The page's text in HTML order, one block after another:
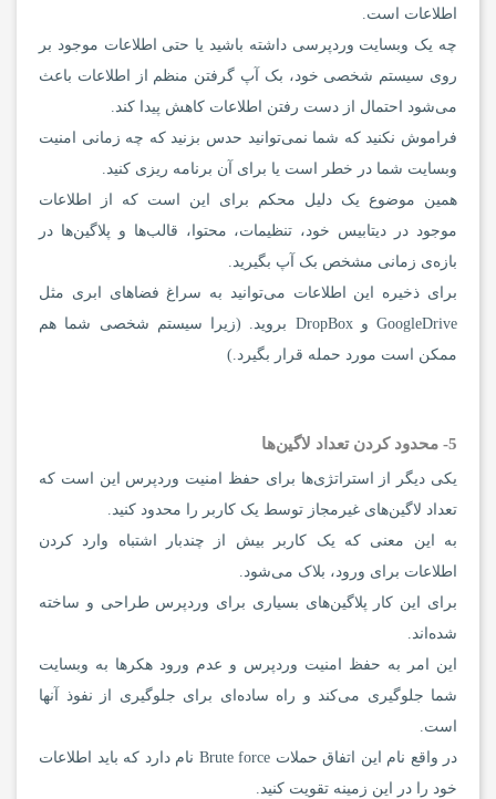
اطلاعات است.
چه یک وبسایت وردپرسی داشته باشید یا حتی اطلاعات موجود بر
روی سیستم شخصی خود، بک آپ گرفتن منظم از اطلاعات باعث
می‌شود احتمال از دست رفتن اطلاعات کاهش پیدا کند.
فراموش نکنید که شما نمی‌توانید حدس بزنید که چه زمانی امنیت
وبسایت شما در خطر است یا برای آن برنامه ریزی کنید.
همین موضوع یک دلیل محکم برای این است که از اطلاعات
موجود در دیتابیس خود، تنظیمات، محتوا، قالب‌ها و پلاگین‌ها در
بازه‌ی زمانی مشخص بک آپ بگیرید.
برای ذخیره این اطلاعات می‌توانید به سراغ فضاهای ابری مثل
GoogleDrive و DropBox بروید. (زیرا سیستم شخصی شما هم
ممکن است مورد حمله قرار بگیرد.)
5- محدود کردن تعداد لاگین‌ها
یکی دیگر از استراتژی‌ها برای حفظ امنیت وردپرس این است که
تعداد لاگین‌های غیرمجاز توسط یک کاربر را محدود کنید.
به این معنی که یک کاربر بیش از چندبار اشتباه وارد کردن
اطلاعات برای ورود، بلاک می‌شود.
برای این کار پلاگین‌های بسیاری برای وردپرس طراحی و ساخته
شده‌اند.
این امر به حفظ امنیت وردپرس و عدم ورود هکرها به وبسایت
شما جلوگیری می‌کند و راه ساده‌ای برای جلوگیری از نفوذ آنها
است.
در واقع نام این اتفاق حملات Brute force نام دارد که باید اطلاعات
خود را در این زمینه تقویت کنید.